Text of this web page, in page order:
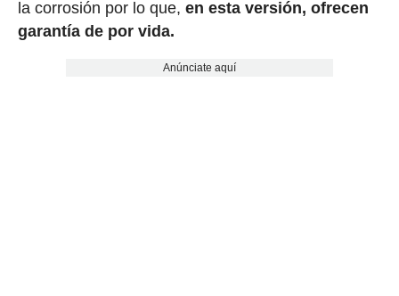
la corrosión por lo que, en esta versión, ofrecen
garantía de por vida.
Anúnciate aquí